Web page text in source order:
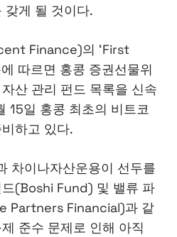
갖게 될 것이다.
Finance)의 ‘First
따르면 홍콩 증권선물위
산 관리 펀드 목록을 신속
15일 홍콩 최초의 비트코
하고 있다.
차이나자산운용이 선두를
(Boshi Fund) 및 밸류 파
Partners Financial)과 같
준수 문제로 인해 아직